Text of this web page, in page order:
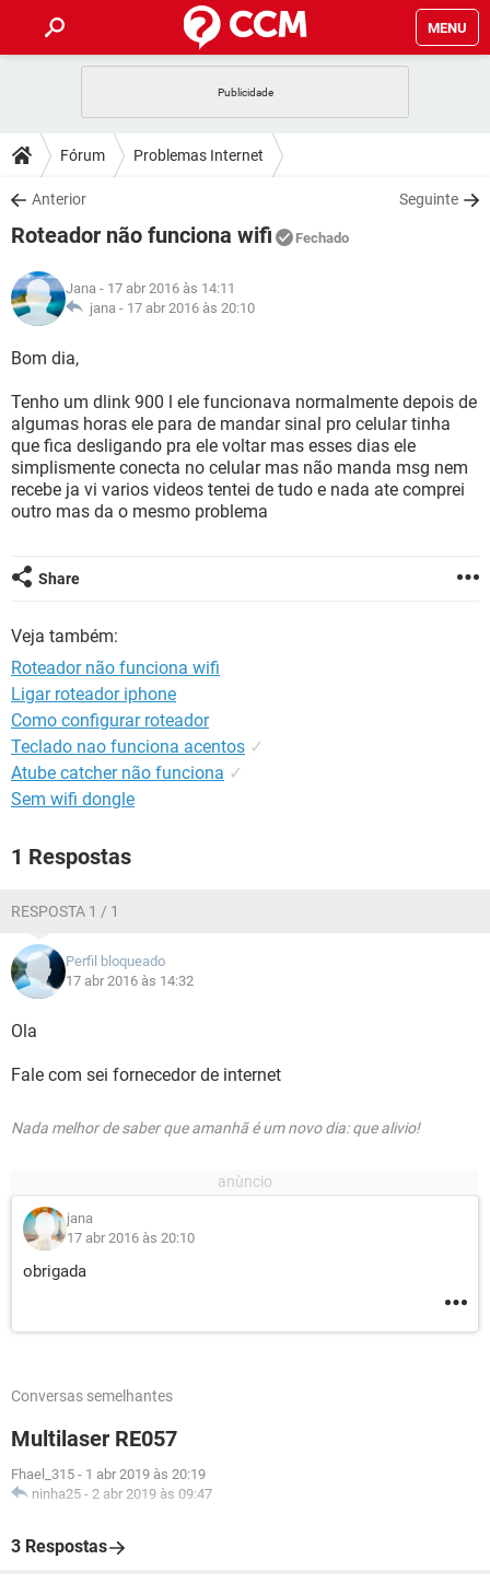
MENU
CELULAR FACEBOOK
OUTLOOK
INSTAGRAM GMAIL
GUIA DE COMPRAS
DICAS
JOGOS WHATSAPP
INSTAGRAM
GUIA DE COMPRAS
DOWNLOADS
JOGOS WHATSAPP
CELULAR
OUTLOOK
INSTAGRAM
JOGOS
CELULAR
OUTLOOK
INSTAGRAM GMAIL
GUIA DE COMPRAS
GLOSSÁRIO
JOGOS
OUTLOOK EXCEL
INSTAGRAM
GUIA DE COMPRAS
Fórum Problemas Internet
Anterior Seguinte
Roteador não funciona wifi Fechado
Jana - 17 abr 2016 às 14:11
jana - 17 abr 2016 às 20:10
Bom dia,
Tenho um dlink 900 l ele funcionava normalmente depois de
algumas horas ele para de mandar sinal pro celular tinha
que fica desligando pra ele voltar mas esses dias ele
simplismente conecta no celular mas não manda msg nem
recebe ja vi varios videos tentei de tudo e nada ate comprei
outro mas da o mesmo problema
Share
Veja também:
Roteador não funciona wifi
Ligar roteador iphone
Como configurar roteador
Teclado nao funciona acentos ✓
Atube catcher não funciona ✓
Sem wifi dongle
1 Respostas
RESPOSTA 1 / 1
Perfil bloqueado
17 abr 2016 às 14:32
Ola
Fale com sei fornecedor de internet
Nada melhor de saber que amanhã é um novo dia: que alivio!
jana
17 abr 2016 às 20:10
obrigada
Conversas semelhantes
Multilaser RE057
Fhael_315 - 1 abr 2019 às 20:19
ninha25 - 2 abr 2019 às 09:47
3 Respostas